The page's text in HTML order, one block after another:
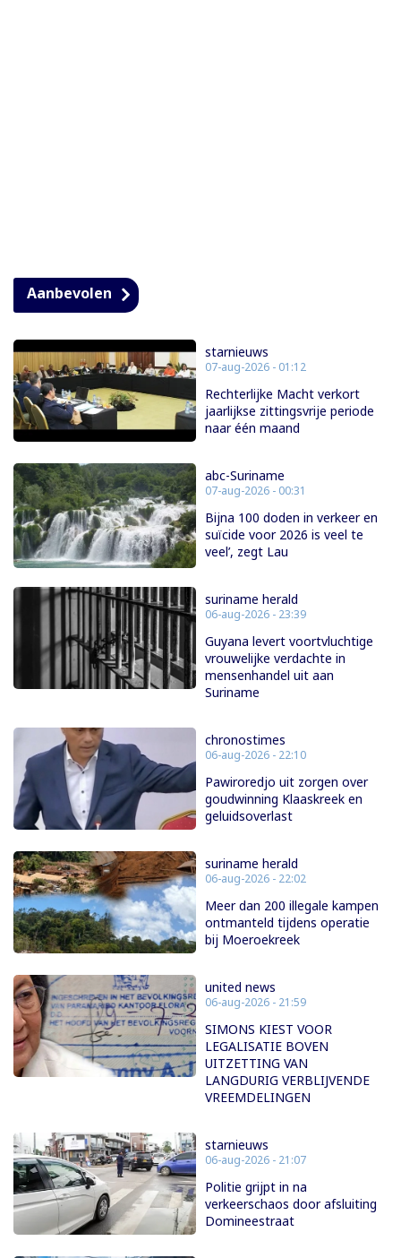
Aanbevolen
starnieuws
07-aug-2026 - 01:12
Rechterlijke Macht verkort
jaarlijkse zittingsvrije periode
naar één maand
abc-Suriname
07-aug-2026 - 00:31
Bijna 100 doden in verkeer en
suïcide voor 2026 is veel te
veel’, zegt Lau
suriname herald
06-aug-2026 - 23:39
Guyana levert voortvluchtige
vrouwelijke verdachte in
mensenhandel uit aan
Suriname
chronostimes
06-aug-2026 - 22:10
Pawiroredjo uit zorgen over
goudwinning Klaaskreek en
geluidsoverlast
suriname herald
06-aug-2026 - 22:02
Meer dan 200 illegale kampen
ontmanteld tijdens operatie
bij Moeroekreek
united news
06-aug-2026 - 21:59
SIMONS KIEST VOOR
LEGALISATIE BOVEN
UITZETTING VAN
LANGDURIG VERBLIJVENDE
VREEMDELINGEN
starnieuws
06-aug-2026 - 21:07
Politie grijpt in na
verkeerschaos door afsluiting
Domineestraat